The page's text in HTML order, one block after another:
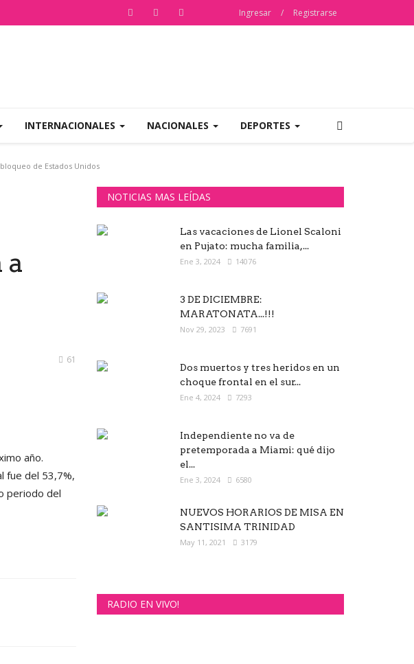
Ingresar / Registrarse
INTERNACIONALES NACIONALES DEPORTES
de Estados Unidos
a
61
año.
fue del 53,7%,
periodo del
NOTICIAS MAS LEÍDAS
Las vacaciones de Lionel Scaloni
en Pujato: mucha familia,...
Ene 3, 2024 14076
3 DE DICIEMBRE:
MARATONATA...!!!
Nov 29, 2023 7691
Dos muertos y tres heridos en un
choque frontal en el sur...
Ene 4, 2024 7293
Independiente no va de
pretemporada a Miami: qué dijo
el...
Ene 3, 2024 6580
NUEVOS HORARIOS DE MISA EN
SANTISIMA TRINIDAD
May 11, 2021 3179
RADIO EN VIVO!